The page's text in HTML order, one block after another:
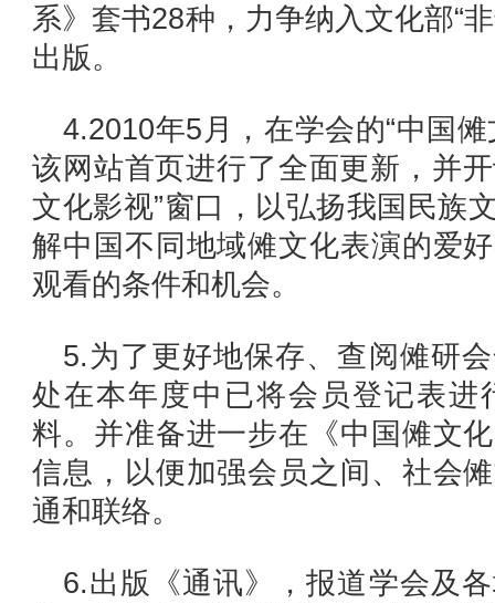
系》套书28种，力争纳入文化部“
出版。
4.2010年5月，在学会的“中国
该网站首页进行了全面更新，并
文化影视”窗口，以弘扬我国民族
解中国不同地域傩文化表演的爱
观看的条件和机会。
5.为了更好地保存、查阅傩研
处在本年度中已将会员登记表进
料。并准备进一步在《中国傩文
信息，以便加强会员之间、社会
通和联络。
6.出版《通讯》，报道学会及